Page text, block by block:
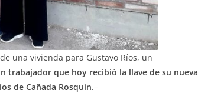
una vivienda para Gustavo Ríos, un
trabajador que hoy recibió la llave de su nueva
de Cañada Rosquín.–